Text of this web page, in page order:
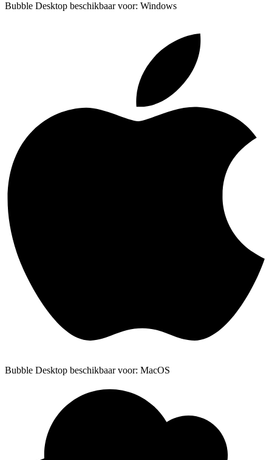
Bubble Desktop beschikbaar voor: Windows
Bubble Desktop beschikbaar voor: MacOS